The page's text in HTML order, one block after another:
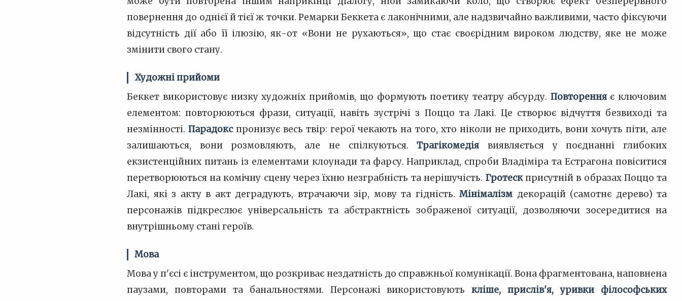
повернення до однієї й тієї ж точки. Ремарки Беккета є лаконічними, але надзвичайно важливими, часто фіксуючи
відсутність дії або її ілюзію, як-от «Вони не рухаються», що стає своєрідним вироком людству, яке не може
змінити свого стану.
Художні прийоми
Беккет використовує низку художніх прийомів, що формують поетику театру абсурду. Повторенняє ключовим
елементом: повторюються фрази, ситуації, навіть зустрічі з Поццо та Лакі. Це створює відчуття безвиході та
незмінності.Парадокспронизує весь твір: герої чекають на того, хто ніколи не приходить, вони хочуть піти, але
залишаються, вони розмовляють, але не спілкуються.Трагікомедія виявляється у поєднанні глибоких
екзистенційних питань із елементами клоунади та фарсу. Наприклад, спроби Владіміра та Естрагона повіситися
перетворюються на комічну сцену через їхню незграбність та нерішучість. Гротескприсутній в образах Поццо та
Лакі, які з акту в акт деградують, втрачаючи зір, мову та гідність. Мінімалізм декорацій (самотнє дерево) та
персонажів підкреслює універсальність та абстрактність зображеної ситуації, дозволяючи зосередитися на
внутрішньому стані героїв.
Мова
Мова у п'єсі є інструментом, що розкриває нездатність до справжньої комунікації. Вона фрагментована, наповнена
паузами, повторами та банальностями. Персонажі використовуютькліше, прислів'я, уривки філософських